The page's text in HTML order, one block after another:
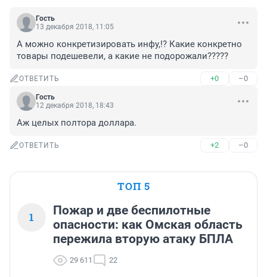
Гость
13 декабря 2018, 11:05
А можно конкретизировать инфу,!? Какие конкретно
товары подешевели, а какие не подорожали?????
ОТВЕТИТЬ +0 –0
Гость
12 декабря 2018, 18:43
Аж целых полтора доллара.
ОТВЕТИТЬ +2 –0
ТОП 5
1
Пожар и две беспилотные
опасности: как Омская область
пережила вторую атаку БПЛА
29 611 22